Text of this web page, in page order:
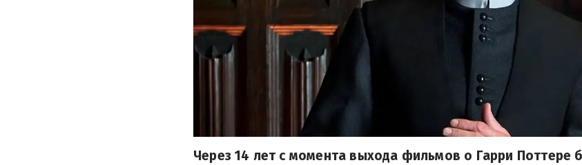
Через 14 лет с момента выхода фильмов о Гарри Поттере